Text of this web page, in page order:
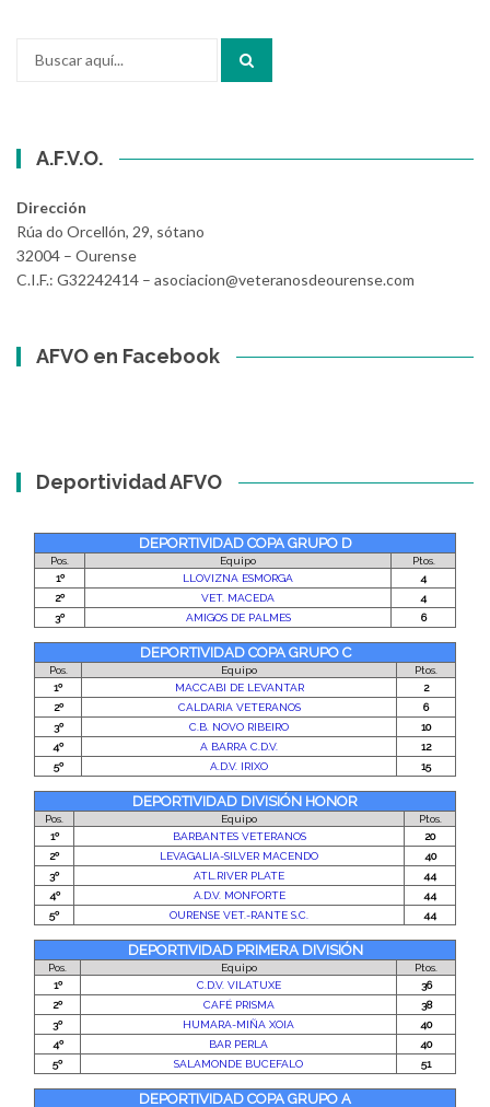
A.F.V.O.
Dirección
Rúa do Orcellón, 29, sótano
32004 – Ourense
C.I.F.: G32242414 – asociacion@veteranosdeourense.com
AFVO en Facebook
Deportividad AFVO